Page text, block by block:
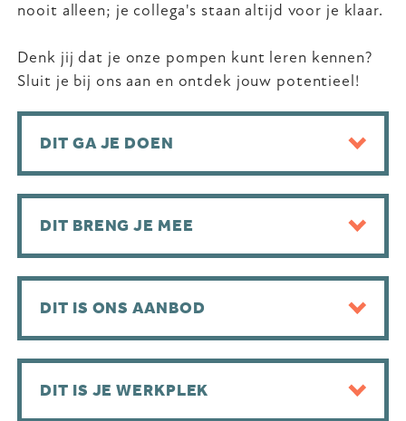
nooit alleen; je collega's staan altijd voor je klaar.
Denk jij dat je onze pompen kunt leren kennen?
Sluit je bij ons aan en ontdek jouw potentieel!
DIT GA JE DOEN
DIT BRENG JE MEE
DIT IS ONS AANBOD
DIT IS JE WERKPLEK